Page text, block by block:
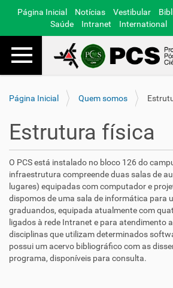
Página Inicial Notícias Vestibular
Saúde
Intranet International
Toggle navigation
Página Inicial
Quem somos
Estrutura física
O PCS está instalado no bloco 126 do
infraestrutura compreende duas salas de
lugares) equipadas com computador e
dispomos de uma sala de informática para
graduandos, equipada atualmente com
ligados à rede Intranet e para atendimento
disciplinas que utilizam determinados
possui um acervo bibliográfico com as
programa, disponíveis para consulta.